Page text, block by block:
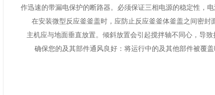
作迅速的带漏电保护的断路器。必须保证三相电源的稳定性，
在安装微型反应釜釜盖时，应防止反应釜釜体釜盖之间密封
主机应与地面垂直放置。倾斜放置会引起搅拌轴不同心，导致
确保您的及其部件通风良好：将运行中的及其他部件被覆盖